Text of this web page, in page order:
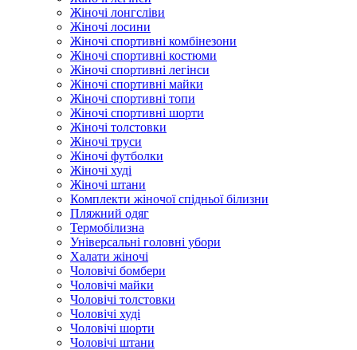
Жіночі лонгсліви
Жіночі лосини
Жіночі спортивні комбінезони
Жіночі спортивні костюми
Жіночі спортивні легінси
Жіночі спортивні майки
Жіночі спортивні топи
Жіночі спортивні шорти
Жіночі толстовки
Жіночі труси
Жіночі футболки
Жіночі худі
Жіночі штани
Комплекти жіночої спідньої білизни
Пляжний одяг
Термобілизна
Універсальні головні убори
Халати жіночі
Чоловічі бомбери
Чоловічі майки
Чоловічі толстовки
Чоловічі худі
Чоловічі шорти
Чоловічі штани